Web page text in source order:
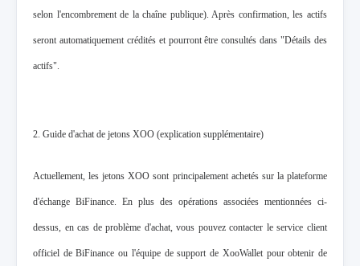
selon l'encombrement de la chaîne publique). Après confirmation, les actifs
seront automatiquement crédités et pourront être consultés dans "Détails des
actifs".
2. Guide d'achat de jetons XOO (explication supplémentaire)
Actuellement, les jetons XOO sont principalement achetés sur la plateforme
d'échange BiFinance. En plus des opérations associées mentionnées ci-
dessus, en cas de problème d'achat, vous pouvez contacter le service client
officiel de BiFinance ou l'équipe de support de XooWallet pour obtenir de